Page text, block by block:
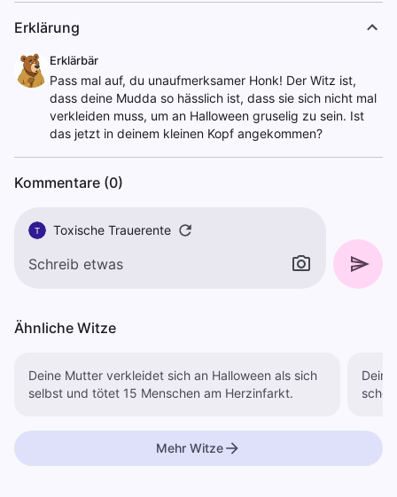
Erklärung
Erklärbär
Pass mal auf, du unaufmerksamer Honk! Der Witz ist,
dass deine Mudda so hässlich ist, dass sie sich nicht mal
verkleiden muss, um an Halloween gruselig zu sein. Ist
das jetzt in deinem kleinen Kopf angekommen?
Kommentare (0)
T Toxische Trauerente
Ähnliche Witze
Deine Mutter verkleidet sich an Halloween als sich
selbst und tötet 15 Menschen am Herzinfarkt.
Mehr Witze